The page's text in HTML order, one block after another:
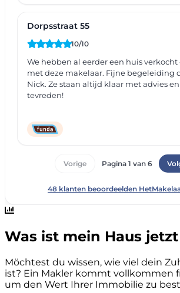
Was ist mein Haus
Möchtest du wissen, wie viel dein
ist? Ein Makler kommt vollkommen
um den Wert Ihrer Immobilie zu